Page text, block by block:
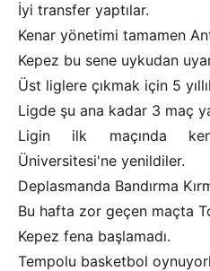
İyi transfer yaptılar.
Kenar yönetimi tamamen
Kepez bu sene uykudan
Üst liglere çıkmak için 5
Ligde şu ana kadar 3 maç
Ligin ilk maçında
Üniversitesi'ne yenildiler.
Deplasmanda Bandırma
Bu hafta zor geçen maçta
Kepez fena başlamadı.
Tempolu basketbol